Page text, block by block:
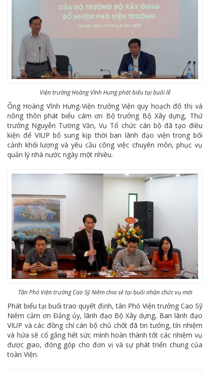
Viện trưởng Hoàng Vĩnh Hưng phát biểu tại buổi lễ
Ông Hoàng Vĩnh Hưng-Viện trưởng Viện quy hoạch đô thị và
nông thôn phát biểu cám ơn Bộ trưởng Bộ Xây dựng, Thứ
trưởng Nguyễn Tường Văn, Vụ Tổ chức cán bộ đã tạo điều
kiện để VIUP bổ sung kịp thời ban lãnh đạo viện trong bối
cảnh khối lượng và yêu cầu công việc chuyên môn, phục vụ
quản lý nhà nước ngày một nhiều.
Tân Phó Viện trưởng Cao Sỹ Niêm chia sẻ tại buổi nhận chức vụ mới
Phát biểu tại buổi trao quyết định, tân Phó Viện trưởng Cao Sỹ
Niêm cảm ơn Đảng ủy, lãnh đạo Bộ Xây dựng, Ban lãnh đạo
VIUP và các đồng chí cán bộ chủ chốt đã tin tưởng, tín nhiệm
và hứa sẽ cố gắng hết sức mình hoàn thành tốt các nhiệm vụ
được giao, đóng góp cho đơn vị và sự phát triển chung của
toàn Viện.